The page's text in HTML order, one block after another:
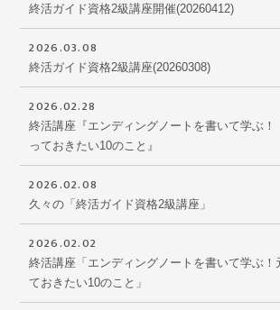
終活ガイド資格2級講座開催(20260412)
2026.03.08
終活ガイド資格2級講座(20260308)
2026.02.28
終活講座『エンディングノートを書いて学ぶ
っておきたい10のこと』
2026.02.08
久々の「終活ガイド資格2級講座」
2026.02.02
終活講座「エンディングノートを書いて学ぶ！
ておきたい10のこと」